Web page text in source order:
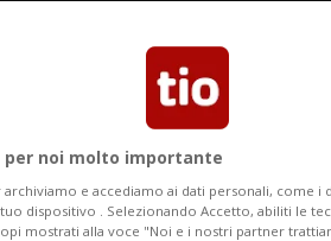
per noi molto importante
archiviamo e accediamo ai dati personali, come i
dispositivo . Selezionando Accetto, abiliti le
mostrati alla voce "Noi e i nostri partner